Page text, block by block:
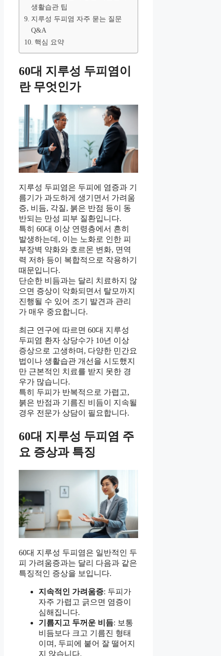
생활습관 팁
지루성 두피염 자주 묻는 질문
Q&A
핵심 요약
60대 지루성 두피염이
란 무엇인가
지루성 두피염은 두피에 염증과 기
름기가 과도하게 생기면서 가려움
증, 비듬, 각질, 붉은 반점 등이 동
반되는 만성 피부 질환입니다.
특히 60대 이상 연령층에서 흔히
발생하는데, 이는 노화로 인한 피
부장벽 약화와 호르몬 변화, 면역
력 저하 등이 복합적으로 작용하기
때문입니다.
단순한 비듬과는 달리 치료하지 않
으면 증상이 악화되면서 탈모까지
진행될 수 있어 조기 발견과 관리
가 매우 중요합니다.
최근 연구에 따르면 60대 지루성
두피염 환자 상당수가 10년 이상
증상으로 고생하며, 다양한 민간요
법이나 생활습관 개선을 시도했지
만 근본적인 치료를 받지 못한 경
우가 많습니다.
특히 두피가 반복적으로 가렵고,
붉은 반점과 기름진 비듬이 지속될
경우 전문가 상담이 필요합니다.
60대 지루성 두피염 주
요 증상과 특징
60대 지루성 두피염은 일반적인 두
피 가려움증과는 달리 다음과 같은
특징적인 증상을 보입니다.
지속적인 가려움증: 두피가
자주 가렵고 긁으면 염증이
심해집니다.
기름지고 두꺼운 비듬: 보통
비듬보다 크고 기름진 형태
이며, 두피에 붙어 잘 떨어지
지 않습니다.